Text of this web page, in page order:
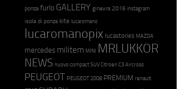
ponza furlo GALLERY ginevra 2016 instagram
isola di ponza kite lucaromano
lucaromanopix lucastories MAZDA
mercedes militem MINI MRLUKKOR
NEWS nuovo compact SUV Citroen C3 Aircross
PEUGEOT PEUGEOT 2008 PREMIUM renault